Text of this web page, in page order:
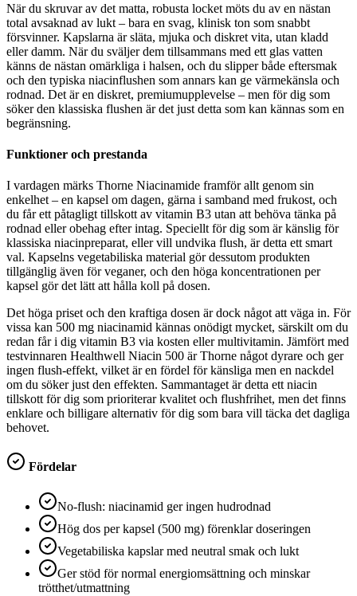
När du skruvar av det matta, robusta locket möts du av en nästan
total avsaknad av lukt – bara en svag, klinisk ton som snabbt
försvinner. Kapslarna är släta, mjuka och diskret vita, utan kladd
eller damm. När du sväljer dem tillsammans med ett glas vatten
känns de nästan omärkliga i halsen, och du slipper både eftersmak
och den typiska niacinflushen som annars kan ge värmekänsla och
rodnad. Det är en diskret, premiumupplevelse – men för dig som
söker den klassiska flushen är det just detta som kan kännas som en
begränsning.
Funktioner och prestanda
I vardagen märks Thorne Niacinamide framför allt genom sin
enkelhet – en kapsel om dagen, gärna i samband med frukost, och
du får ett påtagligt tillskott av vitamin B3 utan att behöva tänka på
rodnad eller obehag efter intag. Speciellt för dig som är känslig för
klassiska niacinpreparat, eller vill undvika flush, är detta ett smart
val. Kapselns vegetabiliska material gör dessutom produkten
tillgänglig även för veganer, och den höga koncentrationen per
kapsel gör det lätt att hålla koll på dosen.
Det höga priset och den kraftiga dosen är dock något att väga in. För
vissa kan 500 mg niacinamid kännas onödigt mycket, särskilt om du
redan får i dig vitamin B3 via kosten eller multivitamin. Jämfört med
testvinnaren Healthwell Niacin 500 är Thorne något dyrare och ger
ingen flush-effekt, vilket är en fördel för känsliga men en nackdel
om du söker just den effekten. Sammantaget är detta ett niacin
tillskott för dig som prioriterar kvalitet och flushfrihet, men det finns
enklare och billigare alternativ för dig som bara vill täcka det dagliga
behovet.
Fördelar
No-flush: niacinamid ger ingen hudrodnad
Hög dos per kapsel (500 mg) förenklar doseringen
Vegetabiliska kapslar med neutral smak och lukt
Ger stöd för normal energiomsättning och minskar
trötthet/utmattning